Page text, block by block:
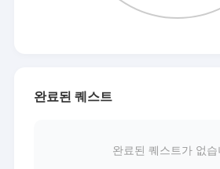
완료된 퀘스트
완료된 퀘스트가 없